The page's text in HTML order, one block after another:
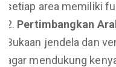
setiap area memiliki
Pertimbangkan
Bukaan jendela dan
agar mendukung